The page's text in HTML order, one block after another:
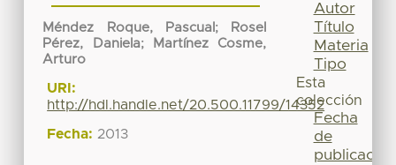
Méndez Roque, Pascual ;
Rosel
Pérez, Daniela;
Martínez Cosme,
Arturo
URI:
http://hdl.handle.net/20.500.11799/14352
Fecha: 2013
Autor
Título
Materia
Tipo
Esta
colección
Fecha
de
publicación